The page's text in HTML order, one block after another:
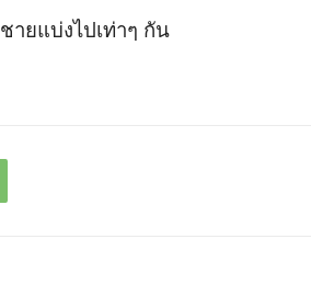
ชายแบ่งไปเท่าๆ กัน